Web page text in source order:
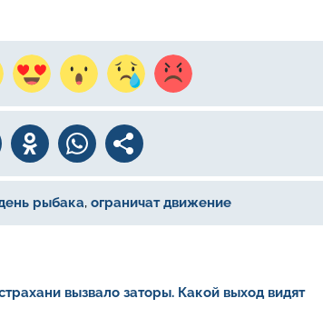
рыбака, ограничат движение
вызвало заторы. Какой выход видят